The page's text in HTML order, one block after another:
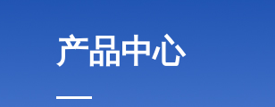
产品中心